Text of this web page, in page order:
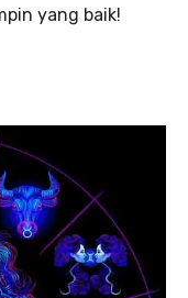
yang baik!